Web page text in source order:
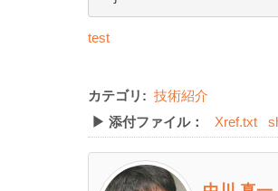
test
カテゴリ: 技術紹介
▶ 添付ファイル：
Xref.txt